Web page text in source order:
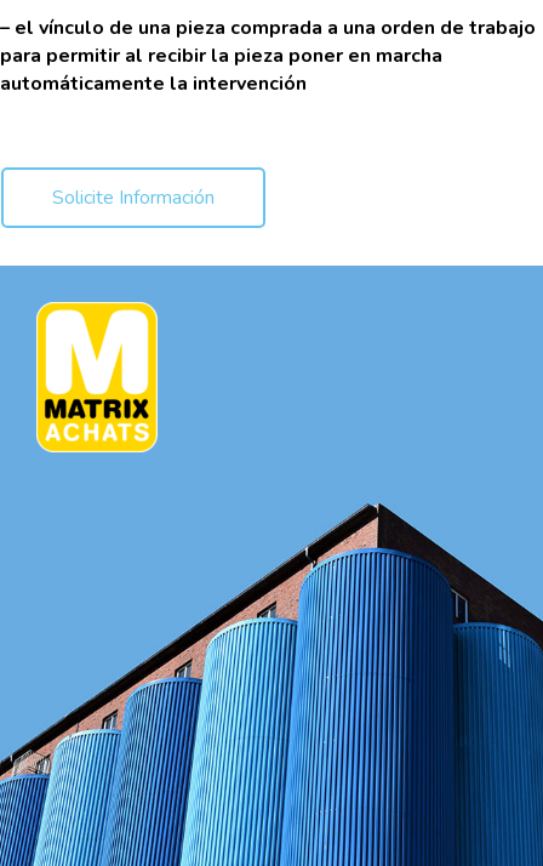
– el vínculo de una pieza comprada a una orden de trabajo
para permitir al recibir la pieza poner en marcha
automáticamente la intervención
Solicite Información